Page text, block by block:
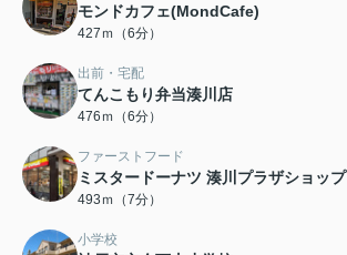
モンドカフェ(MondCafe)
427ｍ（6分）
出前・宅配
てんこもり弁当湊川店
476ｍ（6分）
ファーストフード
ミスタードーナツ 湊川プラザショップ
493ｍ（7分）
小学校